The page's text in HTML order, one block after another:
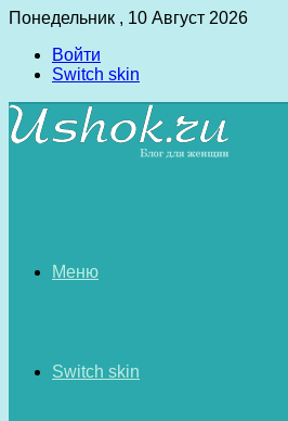
Понедельник , 10 Август 2026
Войти
Switch skin
Меню
Switch skin